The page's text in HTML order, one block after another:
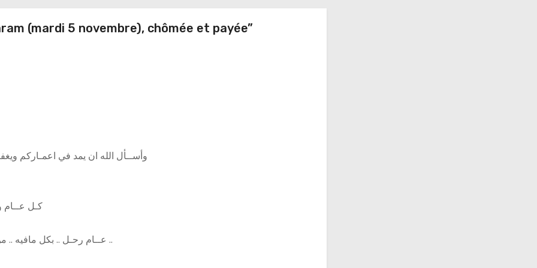
(mardi 5 novembre), chômée et payée”
وأســأل الله ان يمد في اعمـاركم
كـل عــام
عــام رحـل .. بكل مافيه .. من أحزان .. وأفراح .. ولم يبقى لنا منه سوى الذكريـــات ..